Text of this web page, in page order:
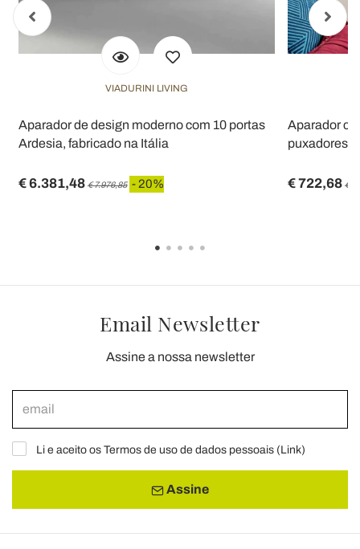
VIADURINI LIVING
Aparador de design moderno com 10 portas
Ardesia, fabricado na Itália
€ 6.381,48 € 7.976,85 - 20%
Aparador
puxadores
€ 722,68 €
Email Newsletter
Assine a nossa newsletter
Li e aceito os Termos de uso de dados pessoais (Link)
Assine